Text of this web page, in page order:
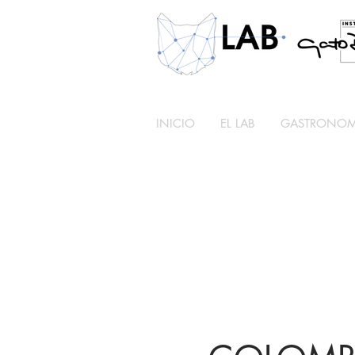
INICIO EL LAB